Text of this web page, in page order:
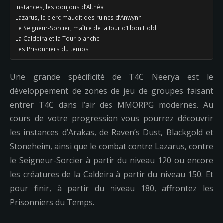
Instances, les donjons d’Althéa
Lazarus, le clerc maudit des ruines d’Anwynn
Le Seigneur-Sorcier, maître de la tour d’Ebon Hold
La Caldeira et la Tour blanche
Les Prisonniers du temps
Une grande spécificité de T4C Neerya est le
développement de zones de jeu de groupes faisant
entrer T4C dans l’air des MMORPG modernes. Au
cours de votre progression vous pourrez découvrir
les instances d’Arakas, de Raven’s Dust, Blackgold et
Stoneheim, ainsi que le combat contre Lazarus, contre
le Seigneur-Sorcier à partir du niveau 120 ou encore
les créatures de la Caldeira à partir du niveau 150. Et
pour finir, à partir du niveau 180, affrontez les
Prisonniers du Temps.